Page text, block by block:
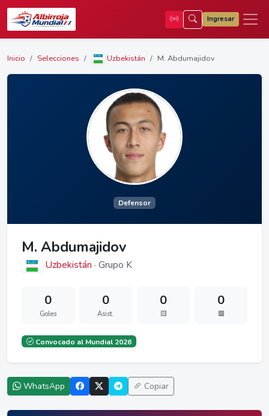
Ingresar
Inicio Selecciones Uzbekistán M. Abdumajidov
Defensor
M. Abdumajidov
Uzbekistán · Grupo K
0
Goles
0
Asist.
0
🟨
0
🟥
Convocado al Mundial 2026
WhatsApp Copiar